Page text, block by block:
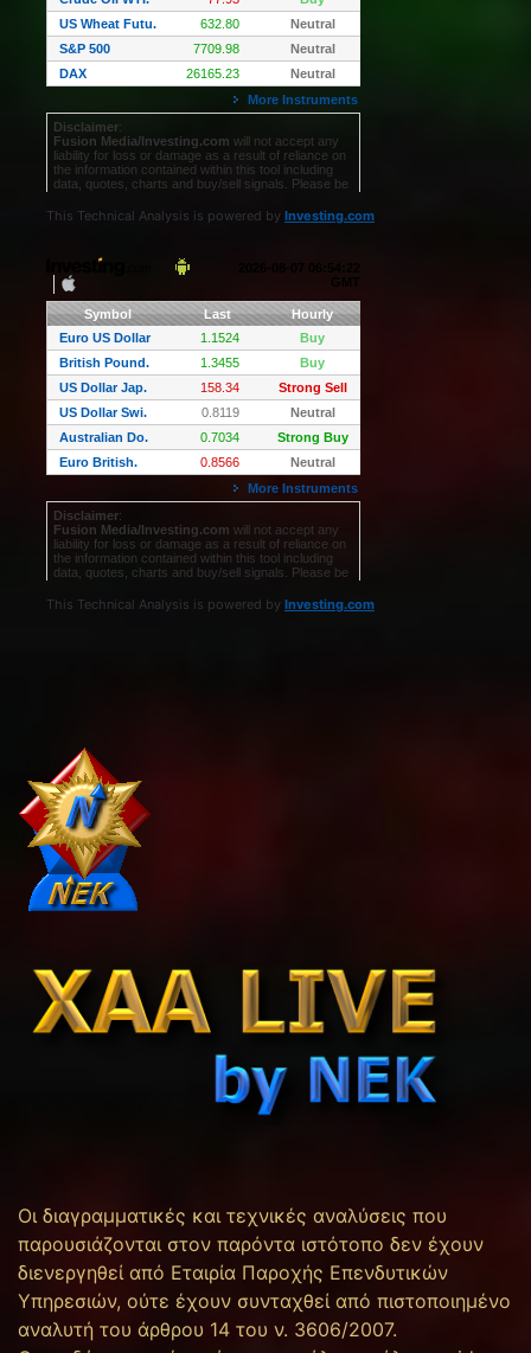
This Technical Analysis is powered by Investing.com
This Technical Analysis is powered by Investing.com
Οι διαγραμματικές και τεχνικές αναλύσεις που
παρουσιάζονται στον παρόντα ιστότοπο δεν έχουν
διενεργηθεί από Εταιρία Παροχής Επενδυτικών
Υπηρεσιών, ούτε έχουν συνταχθεί από πιστοποιημένο
αναλυτή του άρθρου 14 του ν. 3606/2007.